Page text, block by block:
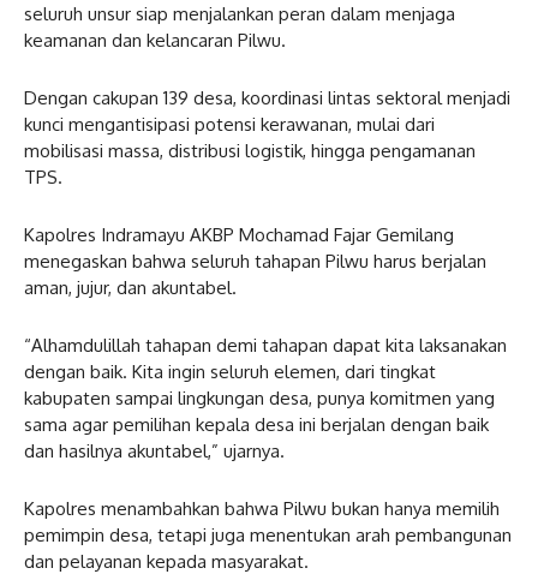
seluruh unsur siap menjalankan peran dalam menjaga
keamanan dan kelancaran Pilwu.
Dengan cakupan 139 desa, koordinasi lintas sektoral menjadi
kunci mengantisipasi potensi kerawanan, mulai dari
mobilisasi massa, distribusi logistik, hingga pengamanan
TPS.
Kapolres Indramayu AKBP Mochamad Fajar Gemilang
menegaskan bahwa seluruh tahapan Pilwu harus berjalan
aman, jujur, dan akuntabel.
“Alhamdulillah tahapan demi tahapan dapat kita laksanakan
dengan baik. Kita ingin seluruh elemen, dari tingkat
kabupaten sampai lingkungan desa, punya komitmen yang
sama agar pemilihan kepala desa ini berjalan dengan baik
dan hasilnya akuntabel,” ujarnya.
Kapolres menambahkan bahwa Pilwu bukan hanya memilih
pemimpin desa, tetapi juga menentukan arah pembangunan
dan pelayanan kepada masyarakat.